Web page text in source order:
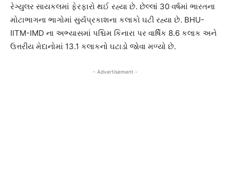
રેગ્યુલર સાયકલમાં ફેરફારો થઈ રહ્યા છે. છેલ્લાં 30 વર્ષમાં ભારતના
મોટાભાગના ભાગોમાં સુર્યપ્રકાશના કલાકો ઘટી રહ્યા છે. BHU-
IITM-IMD ના અભ્યાસમાં પશ્ચિમ કિનારા પર વાર્ષિક 8.6 કલાક અને
ઉત્તરીય મેદાનોમાં 13.1 કલાકનો ઘટાડો જોવા મળ્યો છે.
- Advertisement -